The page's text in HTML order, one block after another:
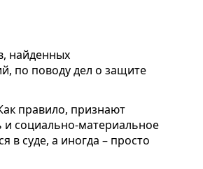
найденных
по поводу дел о защите
правило, признают
социально-материальное
суде, а иногда – просто